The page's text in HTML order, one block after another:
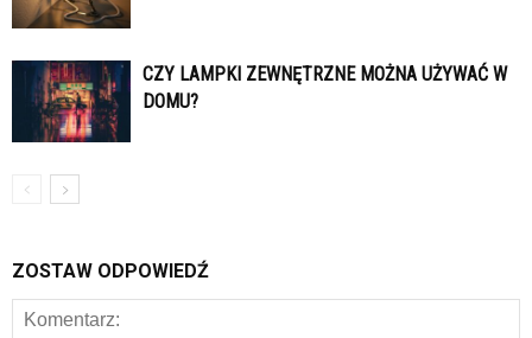
CZY LAMPKI ZEWNĘTRZNE MOŻNA UŻYWAĆ W
DOMU?
ZOSTAW ODPOWIEDŹ